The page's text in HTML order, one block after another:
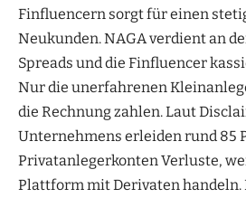
Finfluencern sorgt für einen
Neukunden. NAGA verdient an
Spreads und die Finfluencer
Nur die unerfahrenen
die Rechnung zahlen. Laut
Unternehmens erleiden rund 85
Privatanlegerkonten Verluste,
Plattform mit Derivaten handeln.